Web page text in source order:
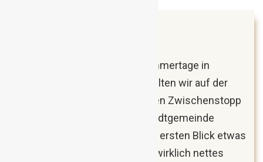
Nachdem wir einige heiße Sommertage in
Ljubljana genossen hatten, wollten wir auf der
Rückfahrt nach Wien noch einen Zwischenstopp
in Ptuj einlegen. Die älteste Stadtgemeinde
Sloweniens wirkt zwar auf den ersten Blick etwas
verschlafen, ist dafür aber ein wirklich nettes